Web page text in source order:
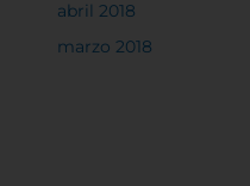
abril 2018
marzo 2018